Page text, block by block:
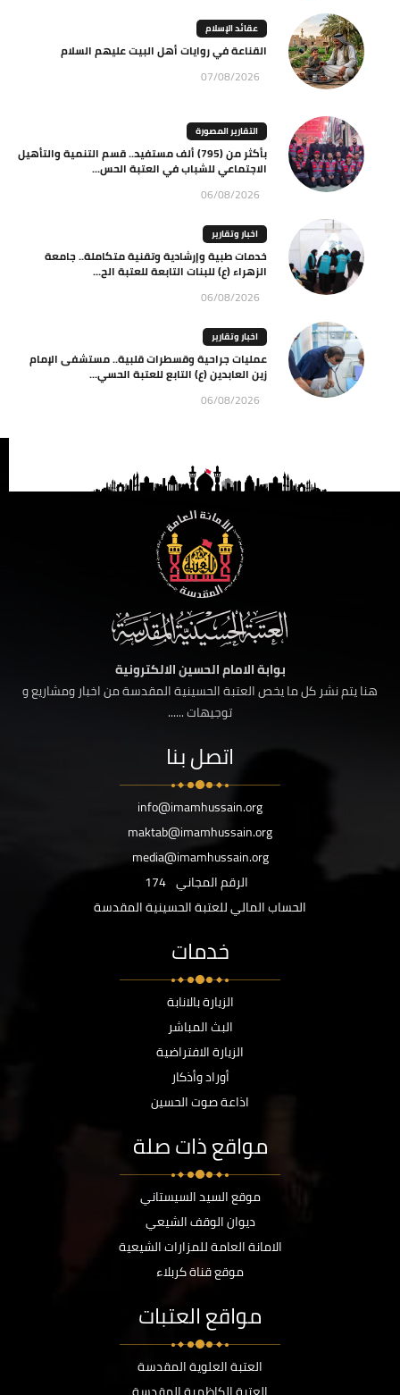
عقائد الإسلام
القناعة في روايات أهل البيت عليهم السلام
07/08/2026
التقارير المصورة
بأكثر من (795) ألف مستفيد.. قسم التنمية والتأهيل
الاجتماعي للشباب في العتبة الحس...
06/08/2026
اخبار وتقارير
خدمات طبية وإرشادية وتقنية متكاملة.. جامعة
الزهراء (ع) للبنات التابعة للعتبة الح...
06/08/2026
اخبار وتقارير
عمليات جراحية وقسطرات قلبية.. مستشفى الإمام
زين العابدين (ع) التابع للعتبة الحسي...
06/08/2026
بوابة الامام الحسين الالكترونية
هنا يتم نشر كل ما يخص العتبة الحسينية المقدسة من اخبار ومشاريع و
توجيهات ......
اتصل بنا
info@imamhussain.org
maktab@imamhussain.org
media@imamhussain.org
الرقم المجاني 174
الحساب المالي للعتبة الحسينية المقدسة
خدمات
الزيارة بالانابة
البث المباشر
الزيارة الافتراضية
أوراد وأذكار
اذاعة صوت الحسين
مواقع ذات صلة
موقع السيد السيستاني
ديوان الوقف الشيعي
الامانة العامة للمزارات الشيعية
موقع قناة كربلاء
مواقع العتبات
العتبة العلوية المقدسة